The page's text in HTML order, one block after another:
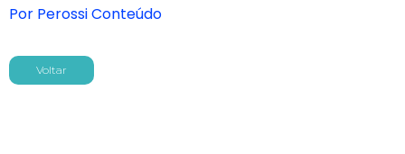
Por Perossi Conteúdo
Voltar